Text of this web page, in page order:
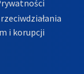
i korupcji